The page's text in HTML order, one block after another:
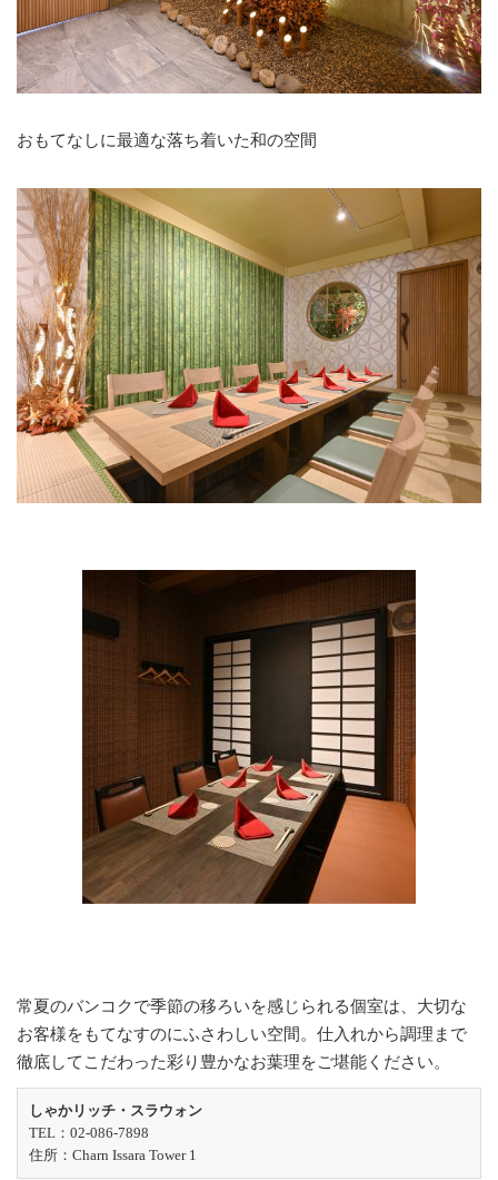
おもてなしに最適な落ち着いた和の空間
常夏のバンコクで季節の移ろいを感じられる個室は、大切な
お客様をもてなすのにふさわしい空間。仕入れから調理まで
徹底してこだわった彩り豊かなお葉理をご堪能ください。
しゃかリッチ・スラウォン
TEL：02-086-7898
住所：Charn Issara Tower 1